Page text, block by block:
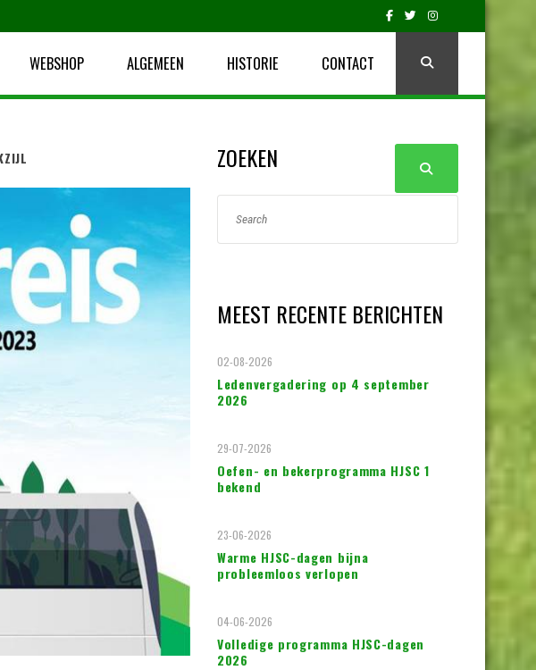
WEBSHOP ALGEMEEN HISTORIE CONTACT
ZOEKEN
MEEST RECENTE BERICHTEN
Ledenvergadering op 4 september
2026
02-08-2026
Oefen- en bekerprogramma HJSC 1
bekend
29-07-2026
Warme HJSC-dagen bijna
probleemloos verlopen
23-06-2026
Volledige programma HJSC-dagen
2026
04-06-2026